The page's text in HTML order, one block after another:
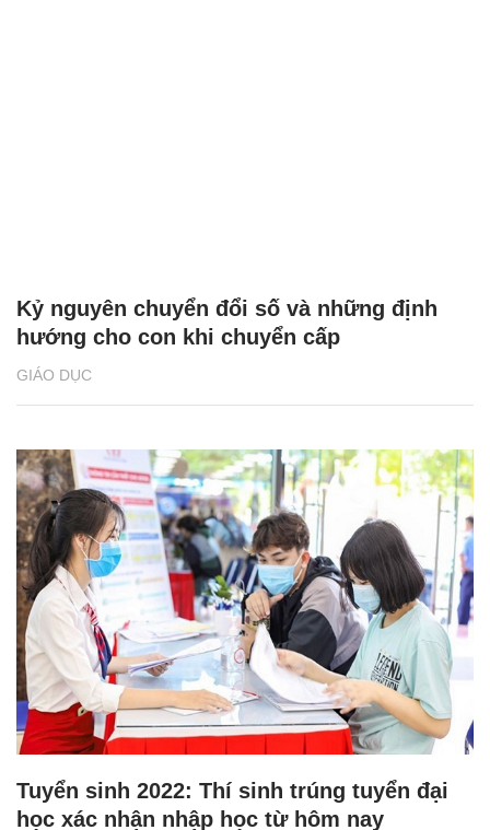
GIÁO DỤC
Kỷ nguyên chuyển đổi số và những định
hướng cho con khi chuyển cấp
Tuyển sinh 2022: Thí sinh trúng tuyển đại
học xác nhận nhập học từ hôm nay